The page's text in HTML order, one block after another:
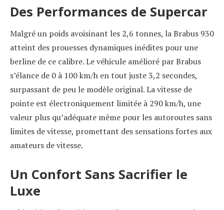
Des Performances de Supercar
Malgré un poids avoisinant les 2,6 tonnes, la Brabus 930
atteint des prouesses dynamiques inédites pour une
berline de ce calibre. Le véhicule amélioré par Brabus
s’élance de 0 à 100 km/h en tout juste 3,2 secondes,
surpassant de peu le modèle original. La vitesse de
pointe est électroniquement limitée à 290 km/h, une
valeur plus qu’adéquate même pour les autoroutes sans
limites de vitesse, promettant des sensations fortes aux
amateurs de vitesse.
Un Confort Sans Sacrifier le
Luxe